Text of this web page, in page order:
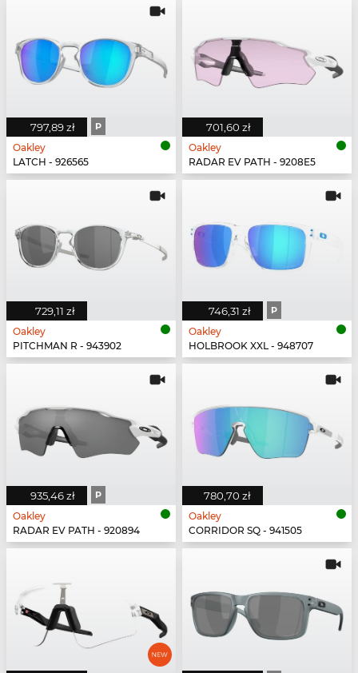
797,89 zł P
Oakley
LATCH - 926565
701,60 zł
Oakley
RADAR EV PATH - 9208E5
729,11 zł
Oakley
PITCHMAN R - 943902
746,31 zł P
Oakley
HOLBROOK XXL - 948707
935,46 zł P
Oakley
RADAR EV PATH - 920894
780,70 zł
Oakley
CORRIDOR SQ - 941505